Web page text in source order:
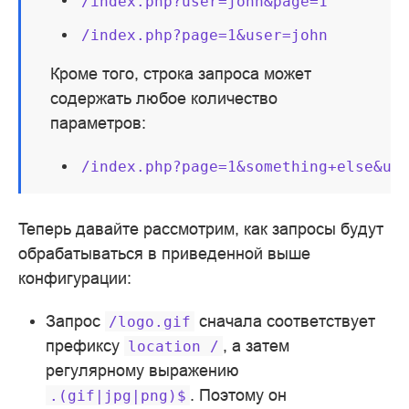
/index.php?page=1&user=john
Кроме того, строка запроса может
содержать любое количество
параметров:
/
Теперь давайте рассмотрим, как запросы будут
обрабатываться в приведенной выше
конфигурации:
Запрос /logo.gif сначала соответствует
префиксу location / , а затем
регулярному выражению
.(gif|jpg|png)$ . Поэтому он